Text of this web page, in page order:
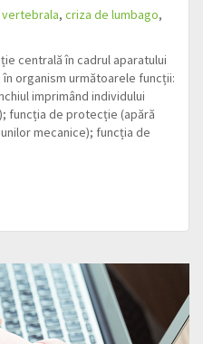
, criza de lumbago,
centrală în cadrul aparatului
organism următoarele funcții:
imprimând individului
funcția de protecție (apără
mecanice); funcția de